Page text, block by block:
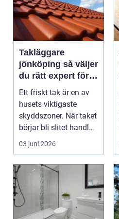
Takläggare
jönköping så väljer
du rätt expert för
ditt tak
Ett friskt tak är en av
husets viktigaste
skyddszoner. När taket
börjar bli slitet handlar
frågan sä...
03 juni 2026